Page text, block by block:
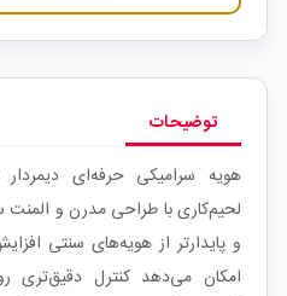
توضیحات
لحیم‌کاری با طراحی مدرن و
و پایدارتر از هویه‌های سنتی
امکان می‌دهد کنترل دقیق‌تری